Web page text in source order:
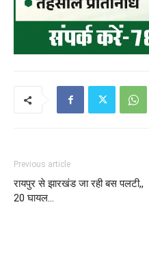
Previous article
रायपुर से झारखंड जा रही बस पलटी,,
20 घायल…